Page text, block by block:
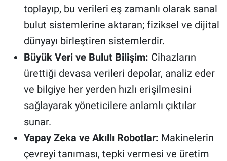
toplayıp, bu verileri eş zamanlı olarak sanal
bulut sistemlerine aktaran; fiziksel ve dijital
dünyayı birleştiren sistemlerdir.
Büyük Veri ve Bulut Bilişim: Cihazların
ürettiği devasa verileri depolar, analiz eder
ve bilgiye her yerden hızlı erişilmesini
sağlayarak yöneticilere anlamlı çıktılar
sunar.
Yapay Zeka ve Akıllı Robotlar: Makinelerin
çevreyi tanıması, tepki vermesi ve üretim